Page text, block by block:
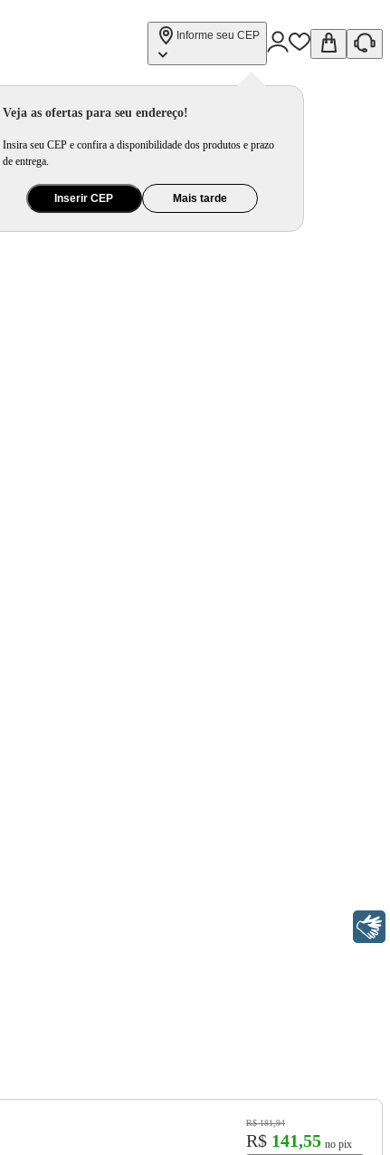
Informe seu CEP
Veja as ofertas para seu endereço!
Insira seu CEP e confira a disponibilidade dos produtos e prazo
de entrega.
Inserir CEP Mais tarde
R$ 181,94
R$ 141,55 no pix